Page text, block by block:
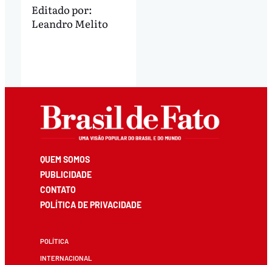
Editado por:
Leandro Melito
QUEM SOMOS
PUBLICIDADE
CONTATO
POLÍTICA DE PRIVACIDADE
POLÍTICA
INTERNACIONAL